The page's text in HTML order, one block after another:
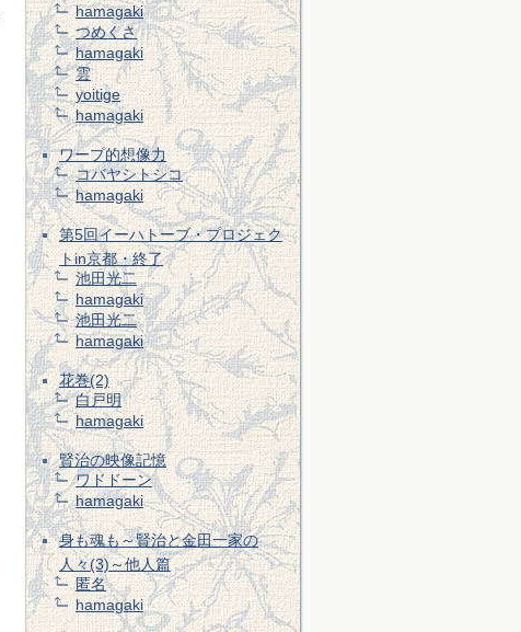
hamagaki
つめくさ
hamagaki
雲
yoitige
hamagaki
ワープ的想像力
コバヤシトシコ
hamagaki
第5回イーハトーブ・プロジェク
トin京都・終了
池田光二
hamagaki
池田光二
hamagaki
花巻(2)
白戸明
hamagaki
賢治の映像記憶
ワドドーン
hamagaki
身も魂も～賢治と金田一家の
人々(3)～他人篇
匿名
hamagaki